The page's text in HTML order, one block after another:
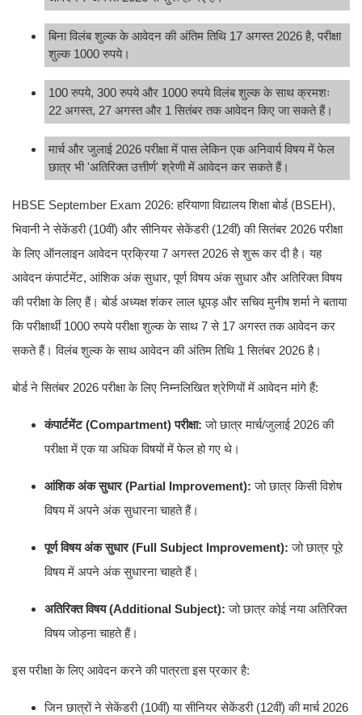
बिना विलंब शुल्क के आवेदन की अंतिम तिथि 17 अगस्त 2026 है, परीक्षा
शुल्क 1000 रुपये।
100 रुपये, 300 रुपये और 1000 रुपये विलंब शुल्क के साथ क्रमशः
22 अगस्त, 27 अगस्त और 1 सितंबर तक आवेदन किए जा सकते हैं।
मार्च और जुलाई 2026 परीक्षा में पास लेकिन एक अनिवार्य विषय में फेल
छात्र भी 'अतिरिक्त उत्तीर्ण' श्रेणी में आवेदन कर सकते हैं।
HBSE September Exam 2026: हरियाणा विद्यालय शिक्षा बोर्ड (BSEH),
भिवानी ने सेकेंडरी (10वीं) और सीनियर सेकेंडरी (12वीं) की सितंबर 2026 परीक्षा
के लिए ऑनलाइन आवेदन प्रक्रिया 7 अगस्त 2026 से शुरू कर दी है। यह
आवेदन कंपार्टमेंट, आंशिक अंक सुधार, पूर्ण विषय अंक सुधार और अतिरिक्त विषय
की परीक्षा के लिए हैं। बोर्ड अध्यक्ष शंकर लाल धूपड़ और सचिव मुनीष शर्मा ने बताया
कि परीक्षार्थी 1000 रुपये परीक्षा शुल्क के साथ 7 से 17 अगस्त तक आवेदन कर
सकते हैं। विलंब शुल्क के साथ आवेदन की अंतिम तिथि 1 सितंबर 2026 है।
बोर्ड ने सितंबर 2026 परीक्षा के लिए निम्नलिखित श्रेणियों में आवेदन मांगे हैं:
कंपार्टमेंट (Compartment) परीक्षा: जो छात्र मार्च/जुलाई 2026 की
परीक्षा में एक या अधिक विषयों में फेल हो गए थे।
आंशिक अंक सुधार (Partial Improvement): जो छात्र किसी विशेष
विषय में अपने अंक सुधारना चाहते हैं।
पूर्ण विषय अंक सुधार (Full Subject Improvement): जो छात्र पूरे
विषय में अपने अंक सुधारना चाहते हैं।
अतिरिक्त विषय (Additional Subject): जो छात्र कोई नया अतिरिक्त
विषय जोड़ना चाहते हैं।
इस परीक्षा के लिए आवेदन करने की पात्रता इस प्रकार है:
जिन छात्रों ने सेकेंडरी (10वीं) या सीनियर सेकेंडरी (12वीं) की मार्च 2026